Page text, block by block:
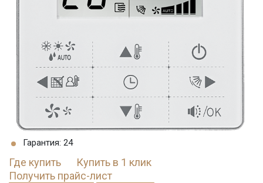
Гарантия: 24
Где купить
Купить в 1 клик
Получить прайс-лист